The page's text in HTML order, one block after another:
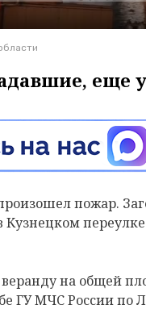
еще
пожар.
на общей
ГУ МЧС России по